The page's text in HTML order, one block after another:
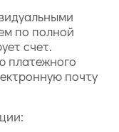
по полной
счет.
платежного
почту